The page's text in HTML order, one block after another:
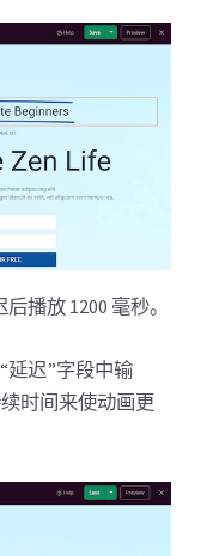
播放 1200 毫秒。
延迟”字段中输
时间来使动画更